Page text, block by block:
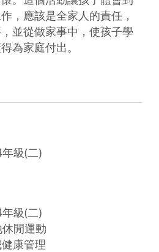
，應該是全家人的責任，
並從做家事中，使孩子學
為家庭付出。
級(二)
級(二)
閒運動
康管理